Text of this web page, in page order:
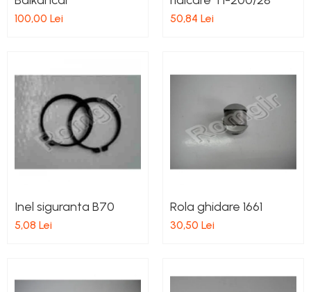
100,00 Lei 50,84 Lei
Inel siguranta B70
5,08 Lei
Rola ghidare 1661
30,50 Lei